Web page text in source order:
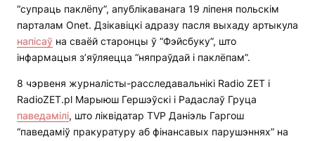
“супраць паклёпу”, апублікаванага 19 ліпеня польскім
парталам Onet. Дзікавіцкі адразу пасля выхаду артыкула
напісаў на сваёй старонцы ў “Фэйсбуку”, што
інфармацыя з’яўляецца “няпраўдай і паклёпам”.
8 чэрвеня журналісты-расследавальнікі Radio ZET і
RadioZET.pl Марыюш Гершэўскі і Радаслаў Груца
паведамілі, што ліквідатар TVР Даніэль Гаргош
“паведаміў пракуратуру аб фінансавых парушэннях” на